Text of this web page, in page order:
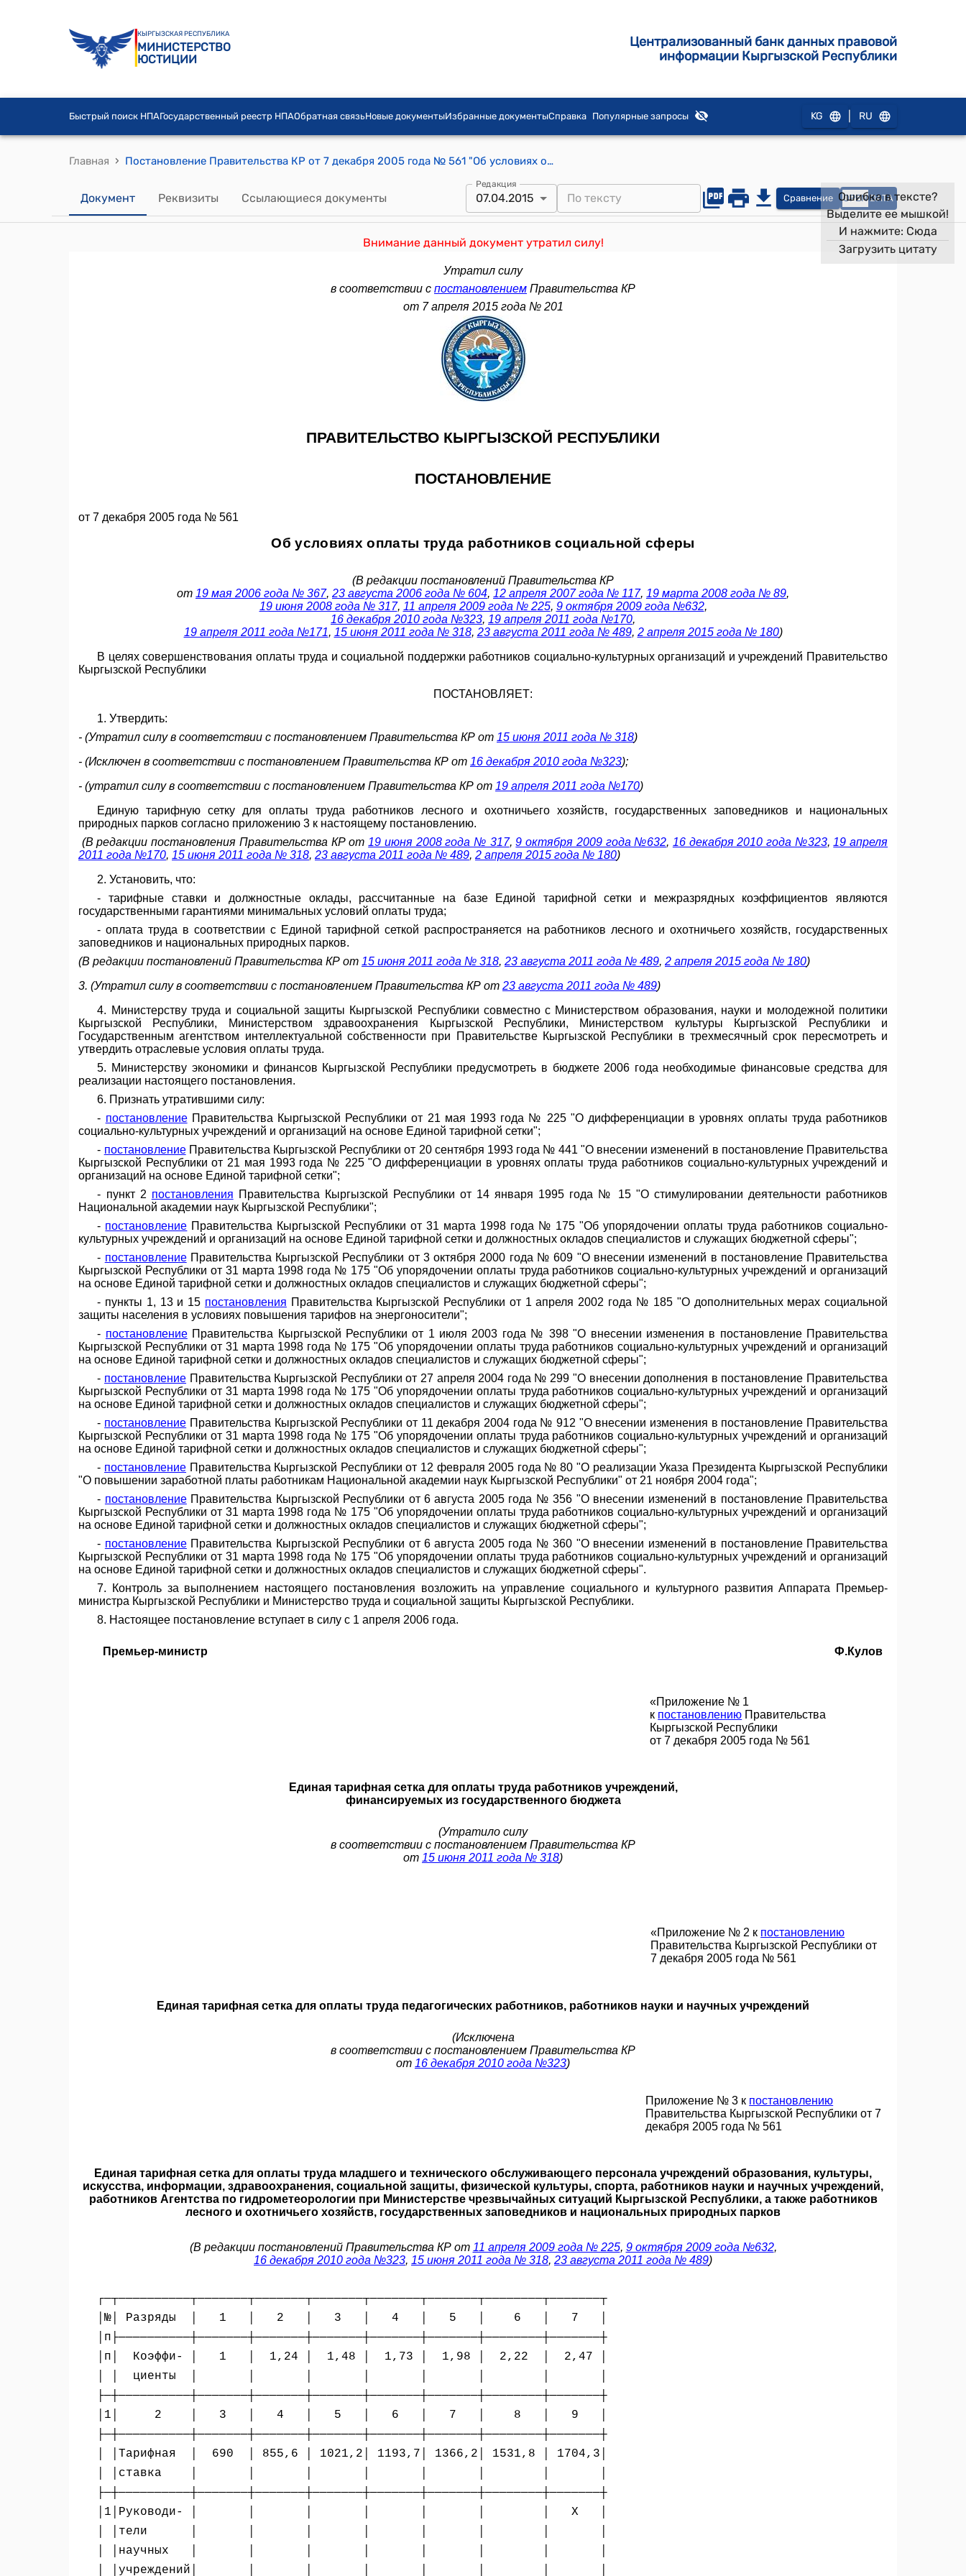
КЫРГЫЗСКАЯ РЕСПУБЛИКА
МИНИСТЕРСТВО
ЮСТИЦИИ
Централизованный банк данных правовой
информации Кыргызской Республики
Быстрый поиск НПАГосударственный реестр НПАОбратная связьНовые документыИзбранные документыСправка Популярные запросы KG RU
Главная › Постановление Правительства КР от 7 декабря 2005 года № 561 "Об условиях оплаты труда работников социальной сферы"
Документ Реквизиты Ссылающиеся документы
Редакция
07.04.2015 Сравнение OPEN DATA
Внимание данный документ утратил силу!
Ошибка в тексте?
Выделите ее мышкой!
И нажмите: Сюда
Загрузить цитату